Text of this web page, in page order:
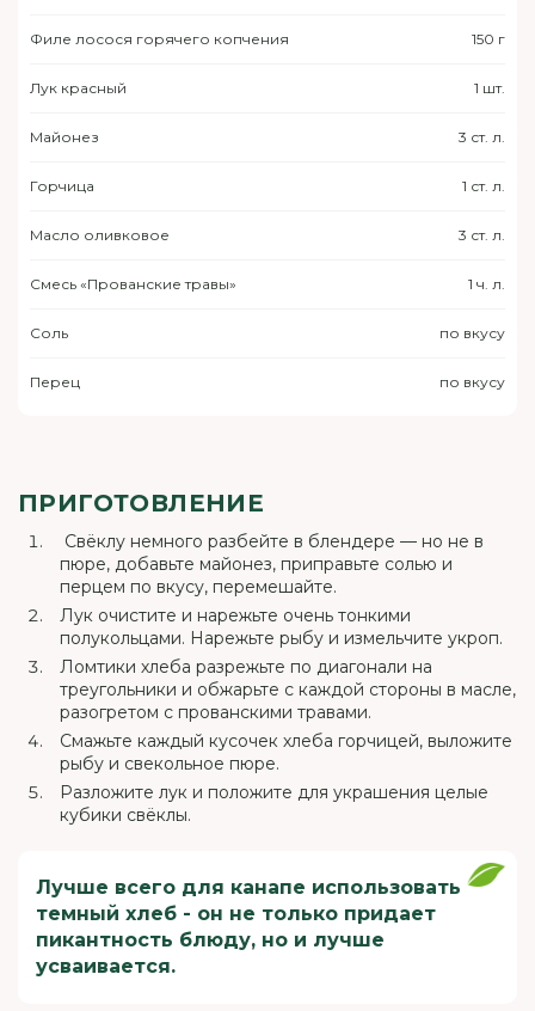
Филе лосося горячего копчения 150 г
Лук красный 1 шт.
Майонез 3 ст. л.
Горчица 1 ст. л.
Масло оливковое 3 ст. л.
Смесь «Прованские травы» 1 ч. л.
Соль по вкусу
Перец по вкусу
ПРИГОТОВЛЕНИЕ
Свёклу немного разбейте в блендере — но не в
пюре, добавьте майонез, приправьте солью и
перцем по вкусу, перемешайте.
Лук очистите и нарежьте очень тонкими
полукольцами. Нарежьте рыбу и измельчите укроп.
Ломтики хлеба разрежьте по диагонали на
треугольники и обжарьте с каждой стороны в масле,
разогретом с прованскими травами.
Смажьте каждый кусочек хлеба горчицей, выложите
рыбу и свекольное пюре.
Разложите лук и положите для украшения целые
кубики свёклы.
Лучше всего для канапе использовать
темный хлеб - он не только придает
пикантность блюду, но и лучше
усваивается.